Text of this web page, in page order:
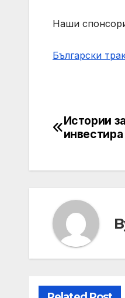
Наши
Български
Истории